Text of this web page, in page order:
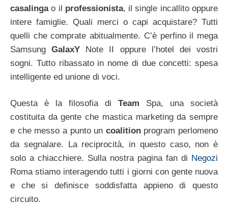
casalingao il professionista, il single incallito oppure
intere famiglie. Quali merci o capi acquistare? Tutti
quelli che comprate abitualmente. C’è perfino il mega
SamsungGalaxY Note II oppure l’hotel dei vostri
sogni. Tutto ribassato in nome di due concetti: spesa
intelligente ed unione di voci.
Questa è la filosofia di Team Spa, una società
costituita da gente che mastica marketing da sempre
e che messo a punto un coalitionprogram perlomeno
da segnalare. La reciprocità, in questo caso, non è
solo a chiacchiere. Sulla nostra pagina fan di Negozi
Roma stiamo interagendo tutti i giorni con gente nuova
e che si definisce soddisfatta appieno di questo
circuito.